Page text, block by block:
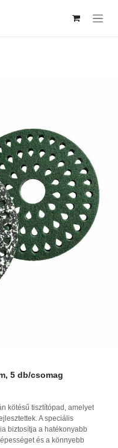
5 db/csomag
kötésű tisztítópad, amelyet
A speciális
biztosítja a hatékonyabb
és a könnyebb